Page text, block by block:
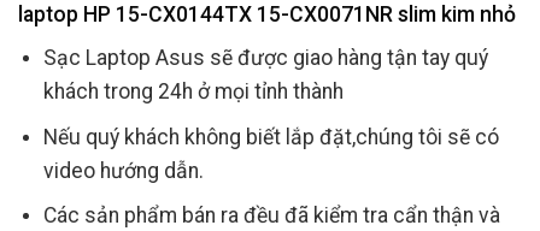
laptop HP 15-CX0144TX 15-CX0071NR slim kim nhỏ
Sạc Laptop Asus sẽ được giao hàng tận tay quý
khách trong 24h ở mọi tỉnh thành
Nếu quý khách không biết lắp đặt,chúng tôi sẽ có
video hướng dẫn.
Các sản phẩm bán ra đều đã kiểm tra cẩn thận và